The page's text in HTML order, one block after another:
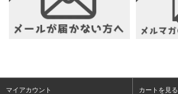
マイアカウント カートを見る